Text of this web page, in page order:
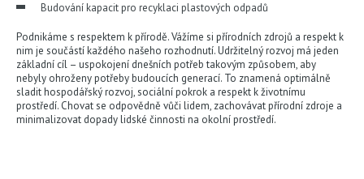
Budování kapacit pro recyklaci plastových odpadů
Podnikáme s respektem k přírodě. Vážíme si přírodních zdrojů a respekt k
nim je součástí každého našeho rozhodnutí. Udržitelný rozvoj má jeden
základní cíl – uspokojení dnešních potřeb takovým způsobem, aby
nebyly ohroženy potřeby budoucích generací. To znamená optimálně
sladit hospodářský rozvoj, sociální pokrok a respekt k životnímu
prostředí. Chovat se odpovědně vůči lidem, zachovávat přírodní zdroje a
minimalizovat dopady lidské činnosti na okolní prostředí.